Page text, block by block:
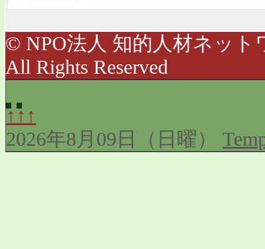
© NPO法人 知的人材ネット
All Rights Reserved
↑↑↑
2026年8月09日（日曜）